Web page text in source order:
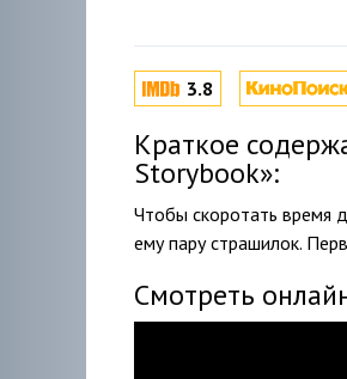
3.8
Краткое
Storybook»:
Чтобы скоротать время
ему пару страшилок.
Смотреть